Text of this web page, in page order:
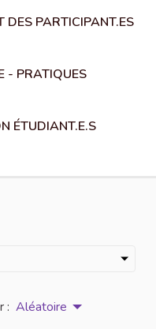
DES PARTICIPANT.ES
- PRATIQUES
ÉTUDIANT.E.S
: Aléatoire